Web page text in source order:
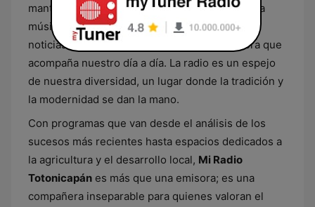
mantenerse conectados con sus raíces. Aquí, la
música marimba se entrelaza con las últimas
noticias regionales, creando una banda sonora que
acompaña nuestro día a día. La radio es un espejo
de nuestra diversidad, un lugar donde la tradición y
la modernidad se dan la mano.
Con programas que van desde el análisis de los
sucesos más recientes hasta espacios dedicados a
la agricultura y el desarrollo local, Mi Radio
Totonicapán es más que una emisora; es una
compañera inseparable para quienes valoran el